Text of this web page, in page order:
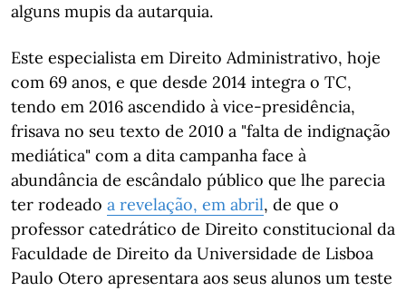
alguns mupis da autarquia.
Este especialista em Direito Administrativo, hoje
com 69 anos, e que desde 2014 integra o TC,
tendo em 2016 ascendido à vice-presidência,
frisava no seu texto de 2010 a "falta de indignação
mediática" com a dita campanha face à
abundância de escândalo público que lhe parecia
ter rodeado a revelação, em abril, de que o
professor catedrático de Direito constitucional da
Faculdade de Direito da Universidade de Lisboa
Paulo Otero apresentara aos seus alunos um teste